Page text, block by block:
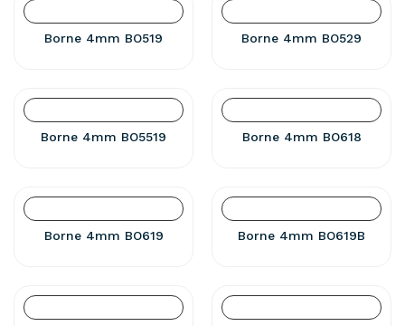
Borne 4mm BO519 Borne 4mm BO529
Borne 4mm BO5519 Borne 4mm BO618
Borne 4mm BO619 Borne 4mm BO619B